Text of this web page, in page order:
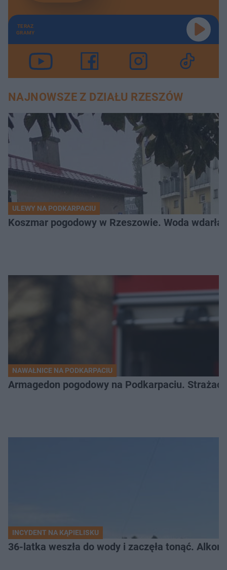
TERAZ
GRAMY
NAJNOWSZE Z DZIAŁU RZESZÓW
ULEWY NA PODKARPACIU
Koszmar pogodowy w Rzeszowie. Woda
NAWAŁNICE NA PODKARPACIU
Armagedon pogodowy na Podkarpaciu.
INCYDENT NA KĄPIELISKU
36-latka weszła do wody i zaczęła tonąć.